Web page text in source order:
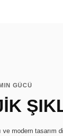
GÜCÜ
modern tasarım